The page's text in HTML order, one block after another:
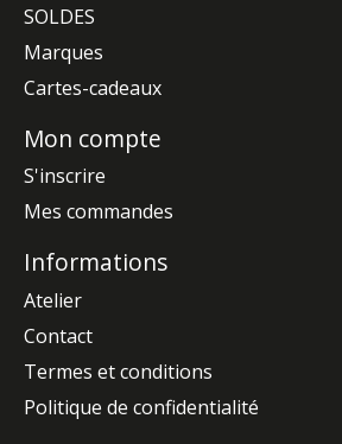
SOLDES
Marques
Cartes-cadeaux
Mon compte
S'inscrire
Mes commandes
Informations
Atelier
Contact
Termes et conditions
Politique de confidentialité